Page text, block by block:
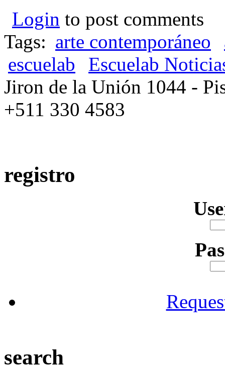
Login to post comments
Tags: arte contemporáneo
escuelab
Escuelab
Jiron de la Unión 1044 -
+511 330 4583
registro
search